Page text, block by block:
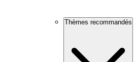
Thèmes recommandés